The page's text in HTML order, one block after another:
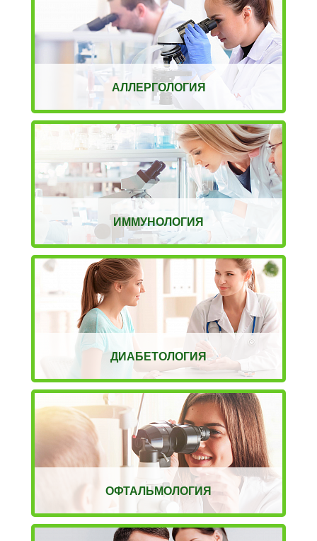
АЛЛЕРГОЛОГИЯ
ИММУНОЛОГИЯ
ДИАБЕТОЛОГИЯ
ОФТАЛЬМОЛОГИЯ